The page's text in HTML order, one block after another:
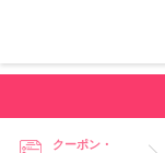
クーポン・